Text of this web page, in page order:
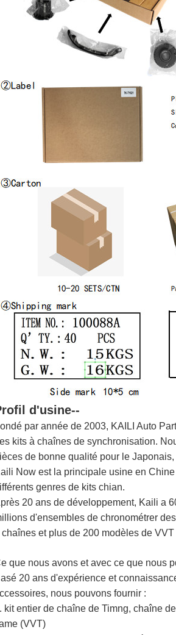
d'usine--
par année de 2003, KAILI Auto
kits à chaînes de synchronisation.
de bonne qualité pour le
Now est la principale usine en
genres de kits chian.
20 ans de développement, Kaili a
d'ensembles de chronométrer
chaînes et plus de 200 modèles de
que nous avons et avec ce que nous
20 ans d'expérience et
nous pouvons fournir :
kit entier de chaîne de Timng, chaîne
(VVT)